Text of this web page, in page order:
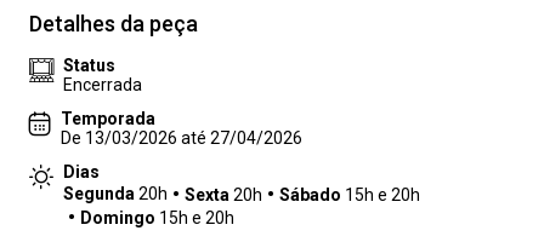
Detalhes da peça
Status
Encerrada
Temporada
De 13/03/2026 até 27/04/2026
Dias
Segunda 20h Sexta 20h Sábado 15h e 20h
Domingo 15h e 20h